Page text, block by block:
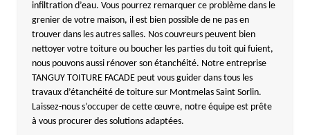
infiltration d’eau. Vous pourrez remarquer ce problème dans le
grenier de votre maison, il est bien possible de ne pas en
trouver dans les autres salles. Nos couvreurs peuvent bien
nettoyer votre toiture ou boucher les parties du toit qui fuient,
nous pouvons aussi rénover son étanchéité. Notre entreprise
TANGUY TOITURE FACADE peut vous guider dans tous les
travaux d’étanchéité de toiture sur Montmelas Saint Sorlin.
Laissez-nous s’occuper de cette œuvre, notre équipe est prête
à vous procurer des solutions adaptées.